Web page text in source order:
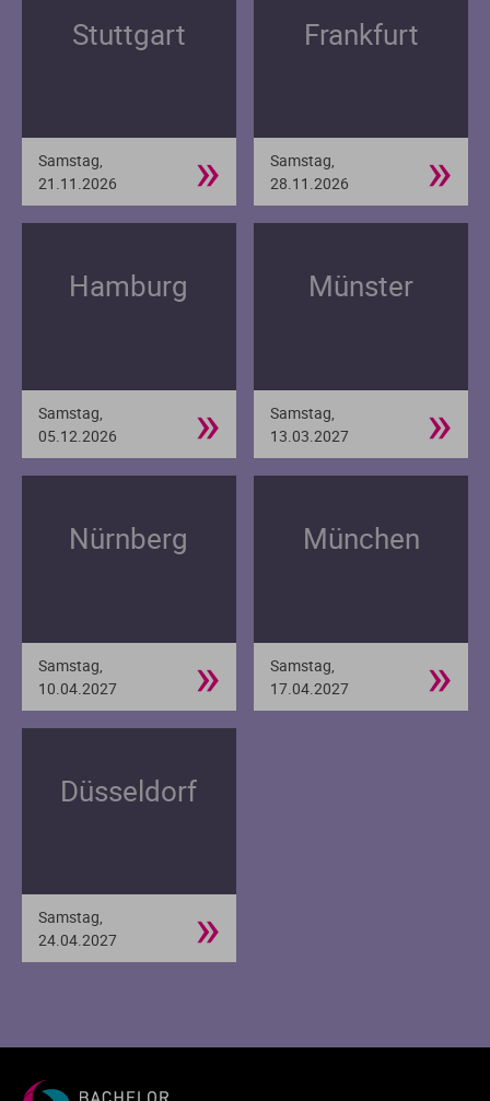
Stuttgart
Samstag,
21.11.2026
»
Frankfurt
Samstag,
28.11.2026
»
Hamburg
Samstag,
05.12.2026
»
Münster
Samstag,
13.03.2027
»
Nürnberg
Samstag,
10.04.2027
»
München
Samstag,
17.04.2027
»
Düsseldorf
Samstag,
24.04.2027
»